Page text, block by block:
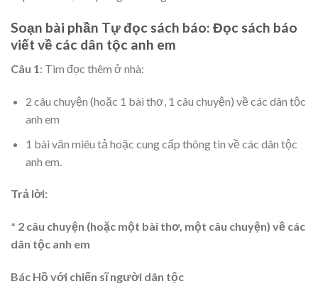
Soạn bài phần Tự đọc sách báo: Đọc sách báo
viết về các dân tộc anh em
Câu 1: Tìm đọc thêm ở nhà:
2 câu chuyện (hoặc 1 bài thơ, 1 câu chuyện) về các dân tộc
anh em
1 bài văn miêu tả hoặc cung cấp thông tin về các dân tộc
anh em.
Trả lời:
* 2 câu chuyện (hoặc một bài thơ, một câu chuyện) về các
dân tộc anh em
Bác Hồ với chiến sĩ người dân tộc